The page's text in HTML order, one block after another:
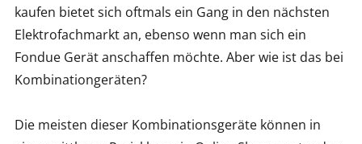
kaufen bietet sich oftmals ein Gang in den nächsten
Elektrofachmarkt an, ebenso wenn man sich ein
Fondue Gerät anschaffen möchte. Aber wie ist das bei
Kombinationgeräten?
Die meisten dieser Kombinationsgeräte können in